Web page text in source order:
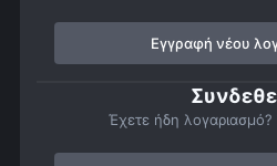
Εγγραφή νέου
Έχετε ήδη λογαριασμό?